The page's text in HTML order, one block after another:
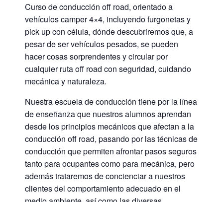
Curso de conducción off road, orientado a
vehículos camper 4×4, incluyendo furgonetas y
pick up con célula, dónde descubriremos que, a
pesar de ser vehículos pesados, se pueden
hacer cosas sorprendentes y circular por
cualquier ruta off road con seguridad, cuidando
mecánica y naturaleza.
Nuestra escuela de conducción tiene por la línea
de enseñanza que nuestros alumnos aprendan
desde los principios mecánicos que afectan a la
conducción off road, pasando por las técnicas de
conducción que permiten afrontar pasos seguros
tanto para ocupantes como para mecánica, pero
además trataremos de concienciar a nuestros
clientes del comportamiento adecuado en el